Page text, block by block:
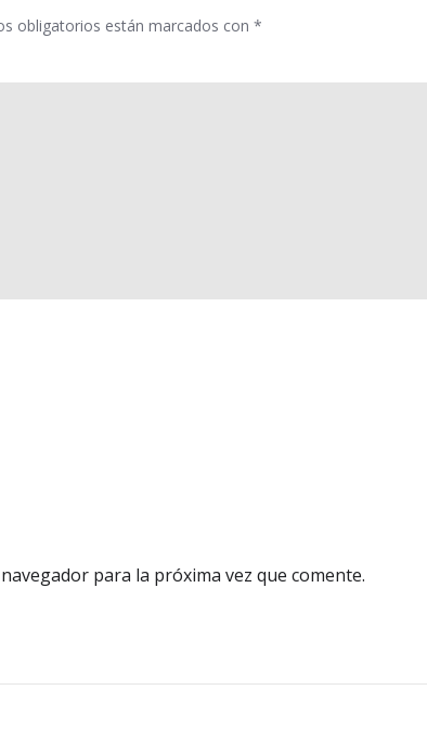
obligatorios están marcados con *
para la próxima vez que comente.